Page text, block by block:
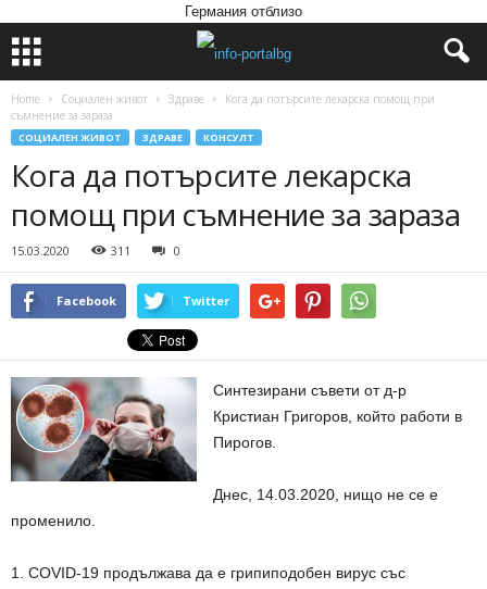
Германия отблизо
Home Социален живот Здраве
Кога да потърсите лекарска помощ при
съмнение за зараза
СОЦИАЛЕН ЖИВОТ ЗДРАВЕ КОНСУЛТ
Кога да потърсите лекарска
помощ при съмнение за зараза
15.03.2020 311 0
Facebook Twitter
Синтезирани съвети от д-р
Кристиан Григоров, който работи в
Пирогов.
Днес, 14.03.2020, нищо не се е
променило.
1. COVID-19 продължава да е грипиподобен вирус със